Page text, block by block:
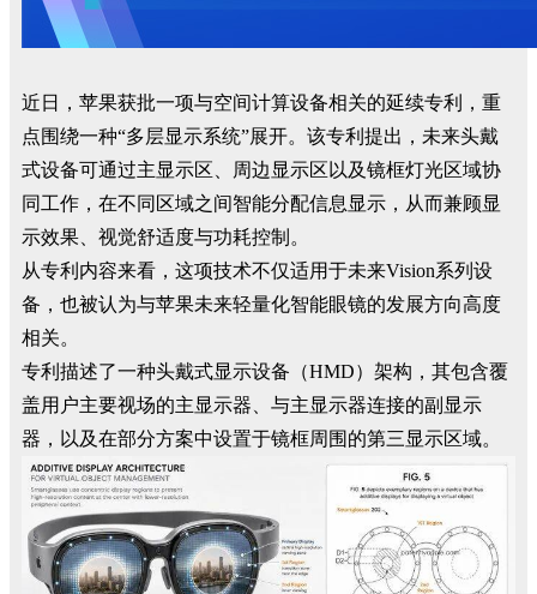
近日，苹果获批一项与空间计算设备相关的延续专利，重
点围绕一种“多层显示系统”展开。该专利提出，未来头戴
式设备可通过主显示区、周边显示区以及镜框灯光区域协
同工作，在不同区域之间智能分配信息显示，从而兼顾显
示效果、视觉舒适度与功耗控制。
从专利内容来看，这项技术不仅适用于未来Vision系列设
备，也被认为与苹果未来轻量化智能眼镜的发展方向高度
相关。
专利描述了一种头戴式显示设备（HMD）架构，其包含覆
盖用户主要视场的主显示器、与主显示器连接的副显示
器，以及在部分方案中设置于镜框周围的第三显示区域。